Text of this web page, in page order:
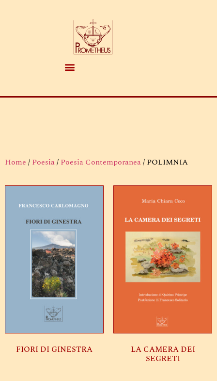
Home / Poesia/ Poesia Contemporanea/ POLIMNIA
FIORI DI GINESTRA LA CAMERA DEI
SEGRETI